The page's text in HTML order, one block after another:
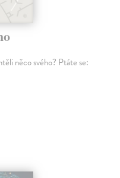
něco svého? Ptáte se: